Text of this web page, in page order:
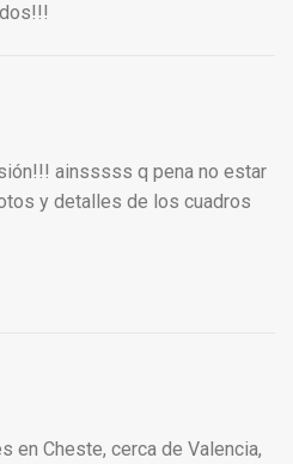
ainsssss q pena no estar
y detalles de los cuadros
en Cheste, cerca de Valencia,